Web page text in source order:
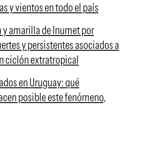
y vientos en todo el país
y amarilla de Inumet por
y persistentes asociados a
ciclón extratropical
en Uruguay: qué
posible este fenómeno,